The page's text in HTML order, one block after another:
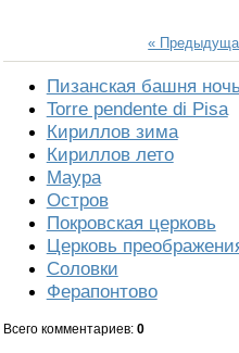
«
Пизанская башня
Torre pendente di Pisa
Кириллов зима
Кириллов лето
Маура
Остров
Покровская церковь
Церковь
Соловки
Ферапонтово
Всего комментариев: 0